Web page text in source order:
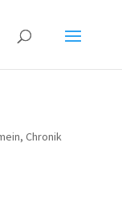
, Chronik